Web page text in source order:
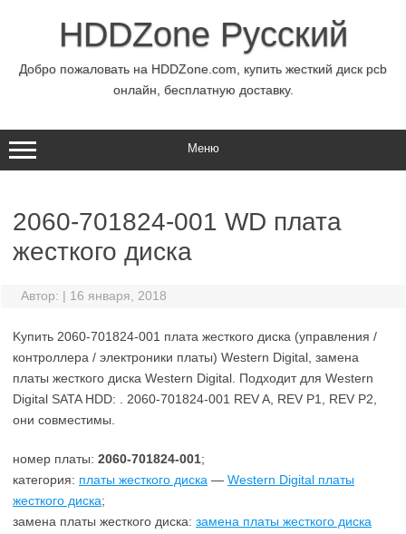
содержимомуHDDZone Русский
Добро пожаловать на HDDZone.com, купить жесткий диск pcb
онлайн, бесплатную доставку.
Меню
2060-701824-001 WD плата
жесткого диска
Автор: | 16 января, 2018
Kупить 2060-701824-001 плата жесткого диска (управления /
контроллера / электроники платы) Western Digital, замена
платы жесткого диска Western Digital. Подходит для Western
Digital SATA HDD: . 2060-701824-001 REV A, REV P1, REV P2,
они совместимы.
номер платы: 2060-701824-001;
категория: платы жесткого диска — Western Digital платы
жесткого диска;
замена платы жесткого диска: замена платы жесткого диска